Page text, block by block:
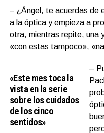
– ¿Ángel, te acuerdas de
a la óptica y empieza a
otra, mientras repite, una
«con estas tampoco»,
«Este mes toca la
vista en la serie
sobre los cuidados
de los cinco
sentidos»
–